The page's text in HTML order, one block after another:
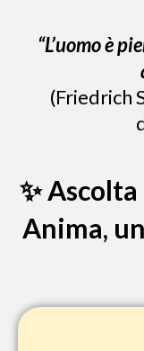
“L’uomo è
(Friedrich
✨Ascolta
Anima,